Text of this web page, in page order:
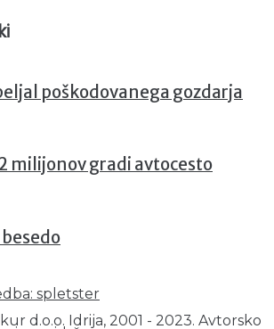
poškodovanega gozdarja
milijonov gradi avtocesto
spletster
d.o.o. Idrija, 2001 - 2023. Avtorsko